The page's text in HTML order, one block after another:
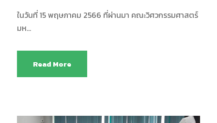
ในวันที่ 15 พฤษภาคม 2566 ที่ผ่านมา คณะวิศวกรรมศาสตร์
มห...
Read More